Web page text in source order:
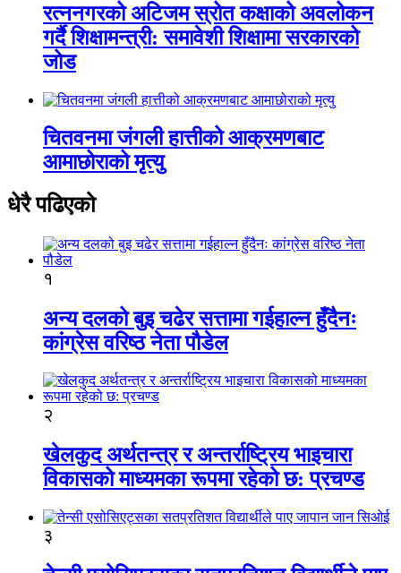
रत्ननगरको अटिजम स्रोत कक्षाको अवलोकन
गर्दै शिक्षामन्त्री: समावेशी शिक्षामा सरकारको
जोड
चितवनमा जंगली हात्तीको आक्रमणबाट
आमाछोराको मृत्यु
धेरै पढिएको
१
अन्य दलको बुइ चढेर सत्तामा गईहाल्न हुँदैनः
कांग्रेस वरिष्ठ नेता पौडेल
२
खेलकुद अर्थतन्त्र र अन्तर्राष्ट्रिय भाइचारा
विकासको माध्यमका रूपमा रहेको छ: प्रचण्ड
३